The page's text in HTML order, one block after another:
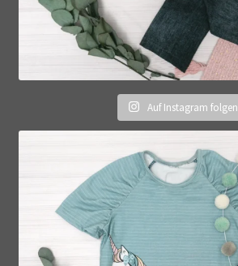
Auf Instagram folgen